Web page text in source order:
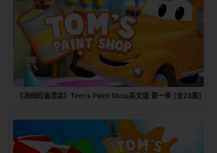
《汤姆的油漆店》Tom's Paint Shop英文版 第一季 [全28集]